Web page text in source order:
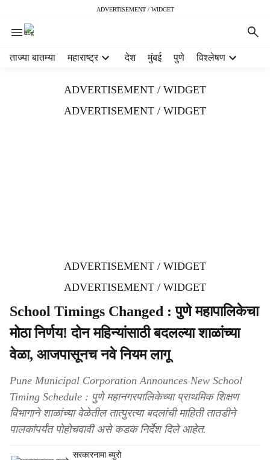
ADVERTISEMENT / WIDGET
ताज्या बातम्या महाराष्ट्र देश मुंबई पुणे विश्लेषण
ADVERTISEMENT / WIDGET
ADVERTISEMENT / WIDGET
ADVERTISEMENT / WIDGET
ADVERTISEMENT / WIDGET
School Timings Changed : पुणे महापालिकेचा
मोठा निर्णय! दोन महिन्यांसाठी बदलल्या शाळांच्या
वेळा, आजपासूनच नवे नियम लागू
Pune Municipal Corporation Announces New School
Timing Schedule : पुणे महानगरपालिकेच्या प्राथमिक शिक्षण
विभागाने शाळांच्या वेळेतील तात्पुरत्या बदलांची माहिती तातडीने
पालकांपर्यंत पोहोचवावी असे कडक निर्देश दिले आहेत.
सरकारनामा ब्युरो